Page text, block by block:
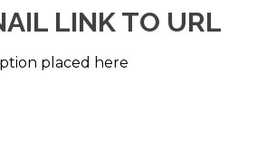
LINK TO URL
placed here